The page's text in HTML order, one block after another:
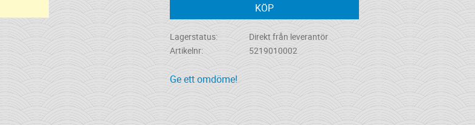
KÖP
Lagerstatus
Direkt från leverantör
Artikelnr
5219010002
Ge ett omdöme!